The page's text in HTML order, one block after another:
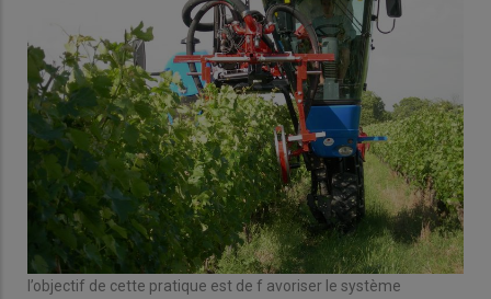
l’objectif de cette pratique est de f avoriser le système